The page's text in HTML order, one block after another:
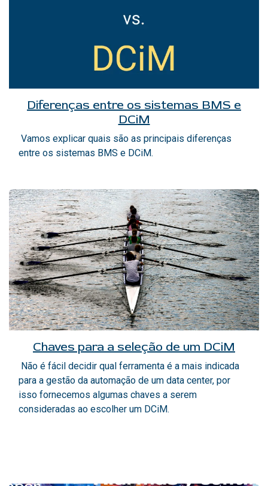
Diferenças entre os sistemas BMS e
DCiM
Vamos explicar quais são as principais diferenças
entre os sistemas BMS e DCiM.
Chaves para a seleção de um DCiM
Não é fácil decidir qual ferramenta é a mais indicada
para a gestão da automação de um data center, por
isso fornecemos algumas chaves a serem
consideradas ao escolher um DCiM.